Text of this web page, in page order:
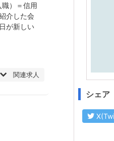
）＝信用
介した会
が新しい
関連求人
シェア